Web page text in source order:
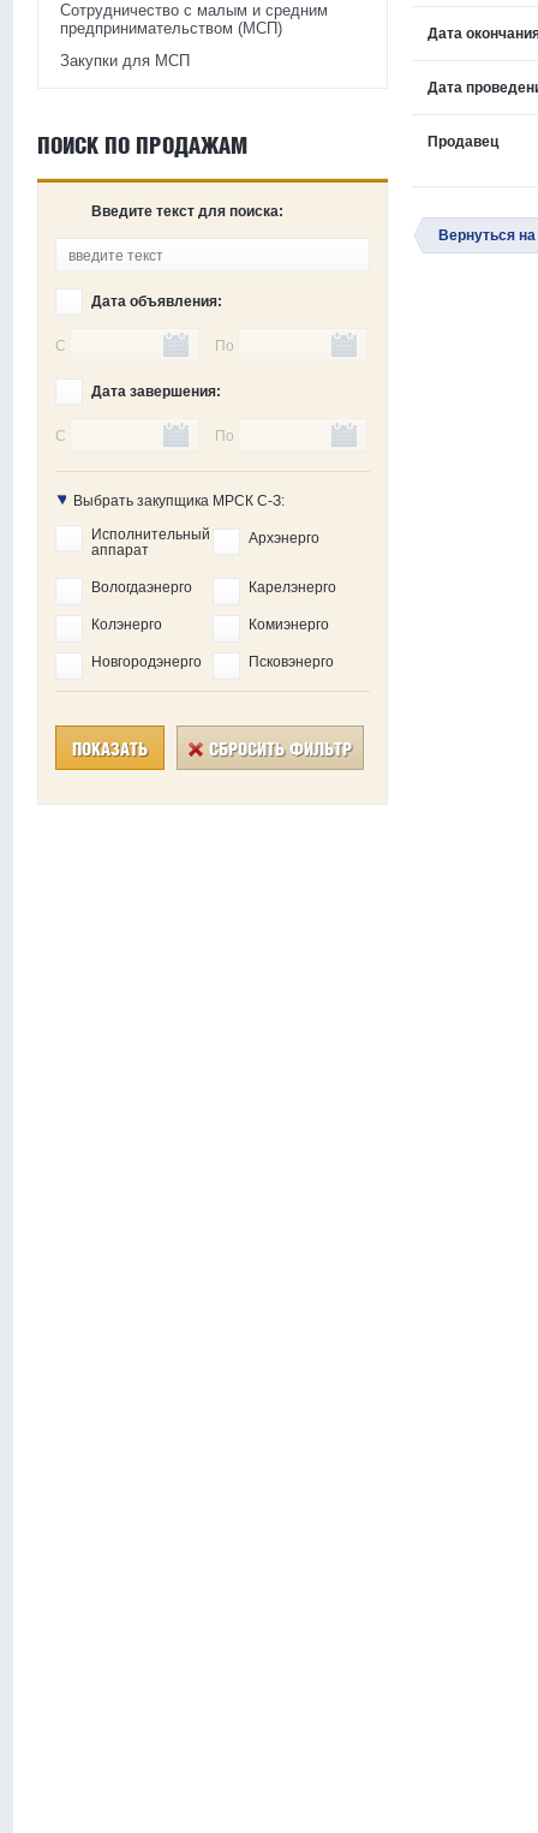
Сотрудничество с малым и средним
предпринимательством (МСП)
Закупки для МСП
ПОИСК ПО ПРОДАЖАМ
Введите текст для поиска:
Дата объявления:
С По
Дата завершения:
С По
Выбрать закупщика МРСК С-З:
Исполнительный
аппарат
Архэнерго
Вологдаэнерго Карелэнерго
Колэнерго Комиэнерго
Новгородэнерго Псковэнерго
ПОКАЗАТЬ СБРОСИТЬ ФИЛЬТР
Дата
Дата
Продавец
Вернуться